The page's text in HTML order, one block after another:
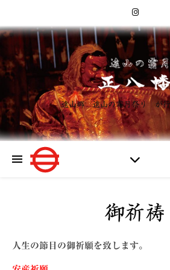
遠山郷 遠山の霜月祭り が行
御祈祷
人生の節目の御祈願を致します。